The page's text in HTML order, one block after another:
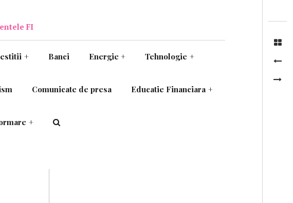
FI
+ Banci Energie + Tehnologie +
Comunicate de presa Educatie Financiara +
+